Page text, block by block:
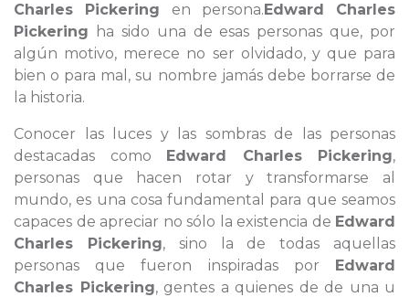
Charles Pickering en persona.Edward Charles
Pickering ha sido una de esas personas que, por
algún motivo, merece no ser olvidado, y que para
bien o para mal, su nombre jamás debe borrarse de
la historia.
Conocer las luces y las sombras de las personas
destacadas como Edward Charles Pickering,
personas que hacen rotar y transformarse al
mundo, es una cosa fundamental para que seamos
capaces de apreciar no sólo la existencia de Edward
Charles Pickering, sino la de todas aquellas
personas que fueron inspiradas por Edward
Charles Pickering, gentes a quienes de de una u